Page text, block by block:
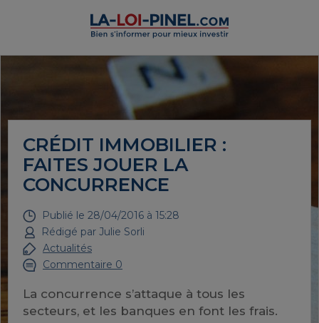
CRÉDIT IMMOBILIER :
FAITES JOUER LA
CONCURRENCE
Publié le 28/04/2016 à 15:28
Rédigé par Julie Sorli
Actualités
Commentaire 0
La concurrence s’attaque à tous les
secteurs, et les banques en font les frais.